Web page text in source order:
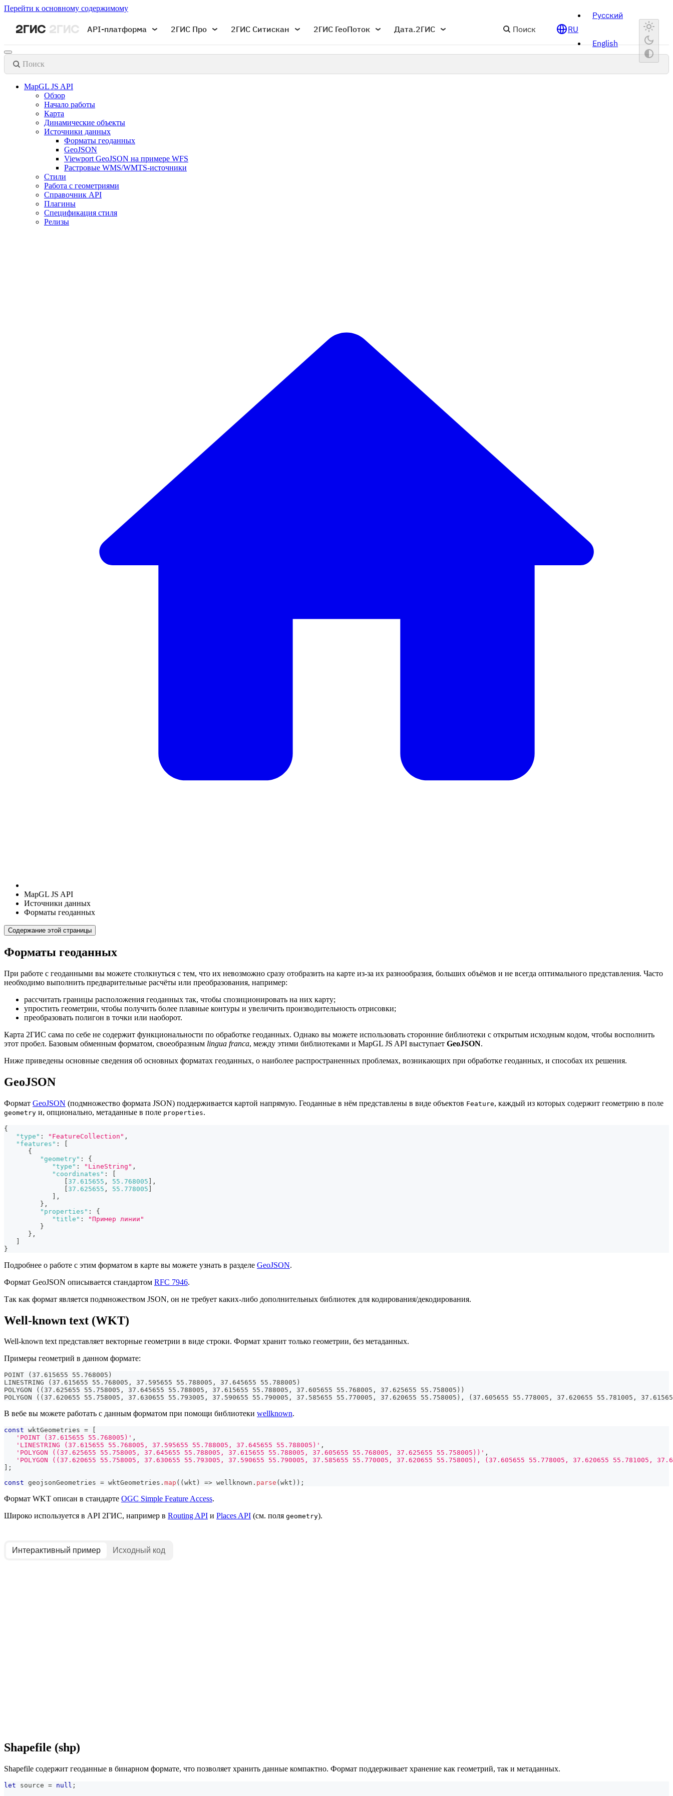
Перейти к основному содержимому
API-платформа 2ГИС Про 2ГИС Ситискан 2ГИС ГеоПоток Дата.2ГИС Поиск RU
Русский
English
Поиск
MapGL JS API
Обзор
Начало работы
Карта
Динамические объекты
Источники данных
Форматы геоданных
GeoJSON
Viewport GeoJSON на примере WFS
Растровые WMS/WMTS-источники
Стили
Работа с геометриями
Справочник API
Плагины
Спецификация стиля
Релизы
MapGL JS API
Источники данных
Форматы геоданных
Содержание этой страницы
Форматы геоданных
При работе с геоданными вы можете столкнуться с тем, что их невозможно сразу отобразить на карте из-за их разнообразия, больших объёмов и не всегда оптимального представления. Часто
необходимо выполнить предварительные расчёты или преобразования, например:
рассчитать границы расположения геоданных так, чтобы спозиционировать на них карту;
упростить геометрии, чтобы получить более плавные контуры и увеличить производительность отрисовки;
преобразовать полигон в точки или наоборот.
Карта 2ГИС сама по себе не содержит функциональности по обработке геоданных. Однако вы можете использовать сторонние библиотеки с открытым исходным кодом, чтобы восполнить
этот пробел. Базовым обменным форматом, своеобразным lingua franca, между этими библиотеками и MapGL JS API выступает GeoJSON.
Ниже приведены основные сведения об основных форматах геоданных, о наиболее распространенных проблемах, возникающих при обработке геоданных, и способах их решения.
GeoJSON
Формат GeoJSON (подмножество формата JSON) поддерживается картой напрямую. Геоданные в нём представлены в виде объектов Feature, каждый из которых содержит геометрию в поле
geometry и, опционально, метаданные в поле properties.
{
"type" : "FeatureCollection" ,
"features" :
[
{
"geometry" :
{
"type" : "LineString" ,
"coordinates" :
[
[ 37.615655 , 55.768005 ] ,
[ 37.625655 , 55.778005 ]
] ,
} ,
"properties" :
{
"title" :
"Пример линии"
}
} ,
]
}
Подробнее о работе с этим форматом в карте вы можете узнать в разделе GeoJSON.
Формат GeoJSON описывается стандартом RFC 7946.
Так как формат является подмножеством JSON, он не требует каких-либо дополнительных библиотек для кодирования/декодирования.
Well-known text (WKT)
Well-known text представляет векторные геометрии в виде строки. Формат хранит только геометрии, без метаданных.
Примеры геометрий в данном формате:
POINT (37.615655 55.768005)
LINESTRING (37.615655 55.768005, 37.595655 55.788005, 37.645655 55.788005)
POLYGON ((37.625655 55.758005, 37.645655 55.788005, 37.615655 55.788005, 37.605655 55.768005, 37.625655 55.758005))
POLYGON ((37.620655 55.758005, 37.630655 55.793005, 37.590655 55.790005, 37.585655 55.770005, 37.620655 55.758005), (37.605655 55.778005, 37.620655 55.781005,
В вебе вы можете работать с данным форматом при помощи библиотеки wellknown.
const wktGeometries =
'POINT (37.615655 55.768005)' ,
'LINESTRING (37.615655 55.768005, 37.595655 55.788005, 37.645655 55.788005)' ,
'POLYGON ((37.625655 55.758005, 37.645655 55.788005, 37.615655 55.788005, 37.605655 55.768005, 37.625655 55.758005))' ,
'POLYGON ((37.620655 55.758005, 37.630655 55.793005, 37.590655 55.790005, 37.585655 55.770005, 37.620655 55.758005), (37.605655 55.778005, 37.620655 55.781005,
;
const geojsonGeometries = wktGeometries . map ( ( wkt ) => wellknown . parse ( wkt ) ) ;
Формат WKT описан в стандарте OGC Simple Feature Access.
Широко используется в API 2ГИС, например в Routing API и Places API (см. поля geometry).
Интерактивный пример Исходный код
Shapefile (shp)
Shapefile содержит геоданные в бинарном формате, что позволяет хранить данные компактно. Формат поддерживает хранение как геометрий, так и метаданных.
let source = null ;